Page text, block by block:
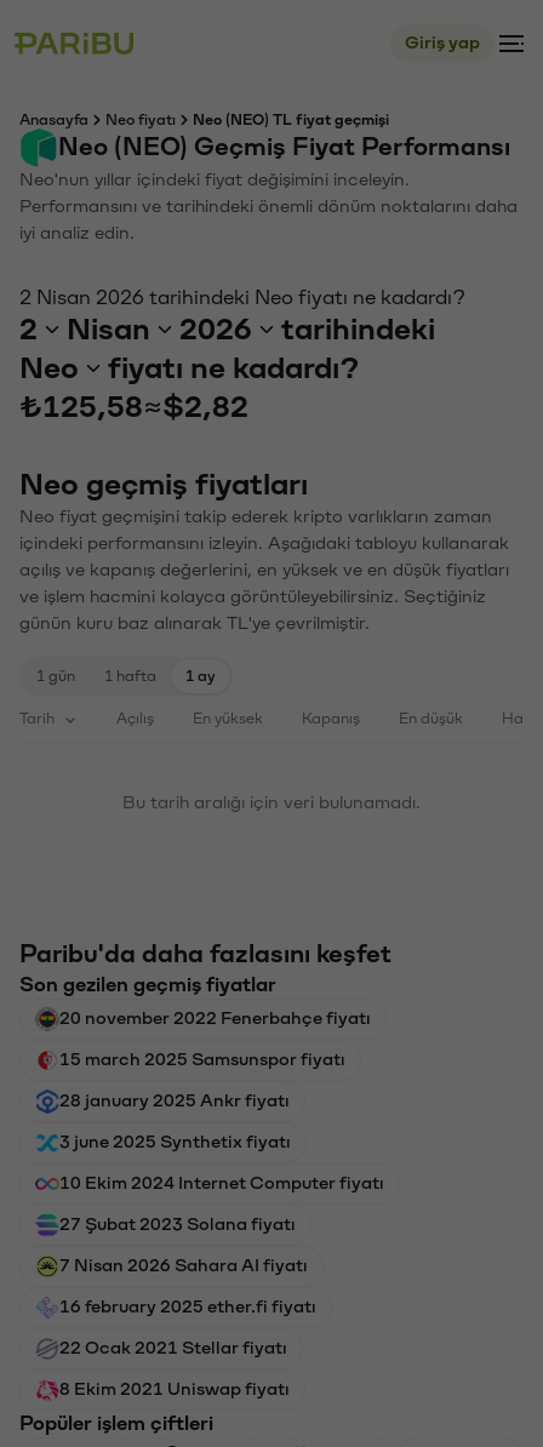
Giriş yap
Anasayfa Neo fiyatı Neo (NEO) TL fiyat geçmişi
Neo (NEO) Geçmiş Fiyat Performansı
Neo'nun yıllar içindeki fiyat değişimini inceleyin.
Performansını ve tarihindeki önemli dönüm noktalarını daha
iyi analiz edin.
2 Nisan 2026 tarihindeki Neo fiyatı ne kadardı?
2 Nisan 2026
tarihindeki
Neo
fiyatı ne kadardı?
₺125,58≈$2,82
Neo geçmiş fiyatları
Neo fiyat geçmişini takip ederek kripto varlıkların zaman
içindeki performansını izleyin. Aşağıdaki tabloyu kullanarak
açılış ve kapanış değerlerini, en yüksek ve en düşük fiyatları
ve işlem hacmini kolayca görüntüleyebilirsiniz. Seçtiğiniz
günün kuru baz alınarak TL'ye çevrilmiştir.
1 gün 1 hafta 1 ay
Tarih Açılış En yüksek Kapanış En düşük
Bu tarih aralığı için veri bulunamadı.
Paribu'da daha fazlasını keşfet
Son gezilen geçmiş fiyatlar
20 november 2022 Fenerbahçe fiyatı
15 march 2025 Samsunspor fiyatı
28 january 2025 Ankr fiyatı
3 june 2025 Synthetix fiyatı
10 Ekim 2024 Internet Computer fiyatı
27 Şubat 2023 Solana fiyatı
7 Nisan 2026 Sahara AI fiyatı
16 february 2025 ether.fi fiyatı
22 Ocak 2021 Stellar fiyatı
8 Ekim 2021 Uniswap fiyatı
Popüler işlem çiftleri